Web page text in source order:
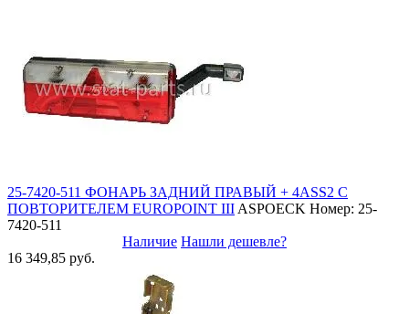
25-7420-511 ФОНАРЬ ЗАДНИЙ ПРАВЫЙ + 4ASS2 С
ПОВТОРИТЕЛЕМ EUROPOINT III ASPOECK Номер: 25-
7420-511
Наличие Нашли дешевле?
16 349,85 руб.